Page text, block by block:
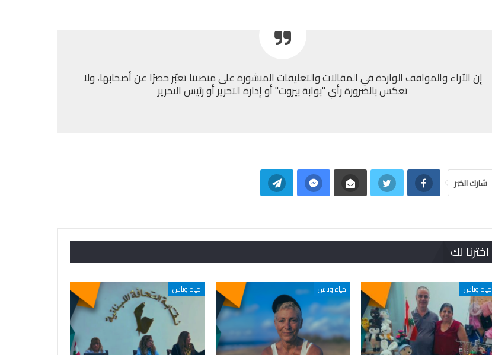
إن الآراء والمواقف الواردة في المقالات والتعليقات المنشورة على منصتنا تعبّر حصرًا عن أصحابها، ولا
تعكس بالضرورة رأي "بوابة بيروت" أو إدارة التحرير أو رئيس التحرير
شارك الخبر
اخترنا لك
حياة وناس حياة وناس حياة وناس